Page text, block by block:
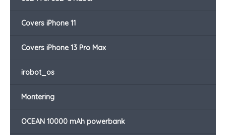
Covers iPhone 11
Covers iPhone 13 Pro Max
irobot_os
Montering
OCEAN 10000 mAh powerbank